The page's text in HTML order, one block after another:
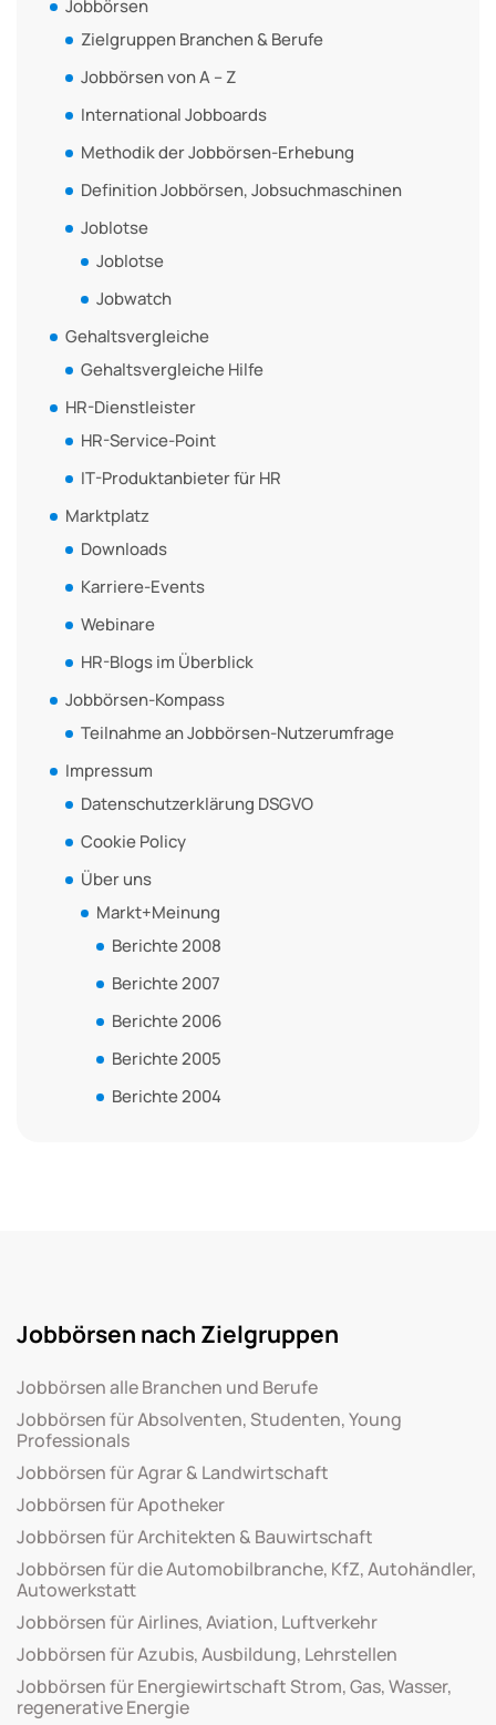
Jobbörsen
Zielgruppen Branchen & Berufe
Jobbörsen von A – Z
International Jobboards
Methodik der Jobbörsen-Erhebung
Definition Jobbörsen, Jobsuchmaschinen
Joblotse
Joblotse
Jobwatch
Gehaltsvergleiche
Gehaltsvergleiche Hilfe
HR-Dienstleister
HR-Service-Point
IT-Produktanbieter für HR
Marktplatz
Downloads
Karriere-Events
Webinare
HR-Blogs im Überblick
Jobbörsen-Kompass
Teilnahme an Jobbörsen-Nutzerumfrage
Impressum
Datenschutzerklärung DSGVO
Cookie Policy
Über uns
Markt+Meinung
Berichte 2008
Berichte 2007
Berichte 2006
Berichte 2005
Berichte 2004
Jobbörsen nach Zielgruppen
Jobbörsen alle Branchen und Berufe
Jobbörsen für Absolventen, Studenten, Young
Professionals
Jobbörsen für Agrar & Landwirtschaft
Jobbörsen für Apotheker
Jobbörsen für Architekten & Bauwirtschaft
Jobbörsen für die Automobilbranche, KfZ, Autohändler,
Autowerkstatt
Jobbörsen für Airlines, Aviation, Luftverkehr
Jobbörsen für Azubis, Ausbildung, Lehrstellen
Jobbörsen für Energiewirtschaft Strom, Gas, Wasser,
regenerative Energie